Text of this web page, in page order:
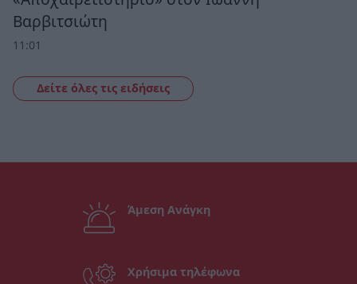
Βαρβιτσιώτη
11:01
Δείτε όλες τις ειδήσεις
Άμεση Ανάγκη
Χρήσιμα τηλέφωνα